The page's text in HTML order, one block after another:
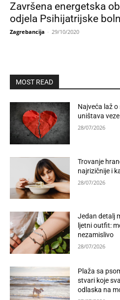
Završena energetska
odjela Psihijatrijske
Zagrebancija - 29/10/2020
MOST READ
Najveća laž
uništava
28/07/2026
Trovanje
najrizičnije i
28/07/2026
Jedan detalj
ljetni outfit:
nezamislivo
28/07/2026
Plaža sa
stvari koje
odlaska na